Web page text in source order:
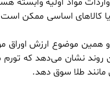
کالاهای اساسی ممکن است
و همین موضوع ارزش
روند نشان می‌دهد که تورم
مانند طلا سوق دهد.